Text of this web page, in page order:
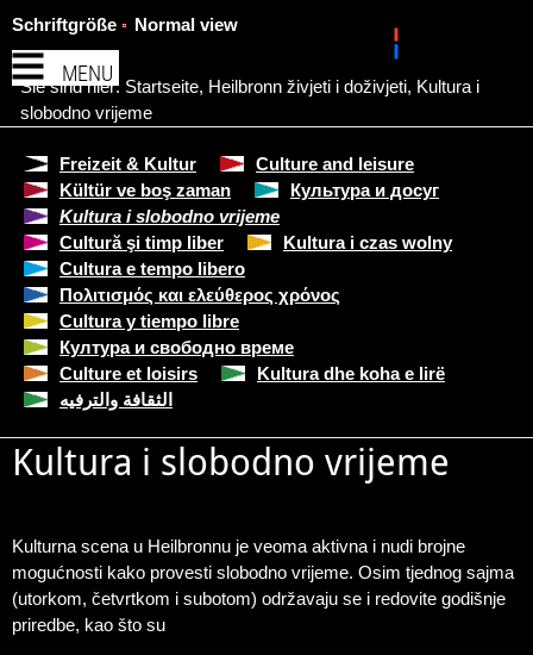
MENU
Schriftgröße Normal view
Sie sind hier: Startseite, Heilbronn živjeti i doživjeti, Kultura i
slobodno vrijeme
Freizeit & Kultur
Culture and leisure
Kültür ve boş zaman
Культура и досуг
Kultura i slobodno vrijeme
Cultură şi timp liber
Kultura i czas wolny
Cultura e tempo libero
Πολιτισμός και ελεύθερος χρόνος
Cultura y tiempo libre
Култура и свободно време
Culture et loisirs
Kultura dhe koha e lirë
الثقافة والترفيه
Kultura i slobodno vrijeme
Kulturna scena u Heilbronnu je veoma aktivna i nudi brojne
mogućnosti kako provesti slobodno vrijeme. Osim tjednog sajma
(utorkom, četvrtkom i subotom) održavaju se i redovite godišnje
priredbe, kao što su